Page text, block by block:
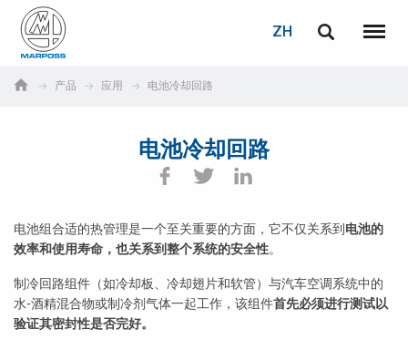
S.p.A.
ZH
菜单
产品 应用 电池冷却回路
电池冷却回路
电池组合适的热管理是一个至关重要的方面，它不仅关系到 电池的
效率和使用寿命，也关系到整个系统的安全性。
制冷回路组件（如冷却板、冷却翅片和软管）与汽车空调系统中的
水-酒精混合物或制冷剂气体一起工作，该组件首先必须进行测试以
验证其密封性是否完好。
Deutsch
Français
日本語 (Japanese)
中文 (Chinese)
登录